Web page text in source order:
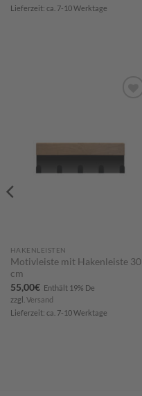
Lieferzeit: ca. 7-10 Werktage
HAKENLEISTEN
Motivleiste mit Hakenleiste 30
cm
55,00€ Enthält 19% De
zzgl. Versand
Lieferzeit: ca. 7-10 Werktage